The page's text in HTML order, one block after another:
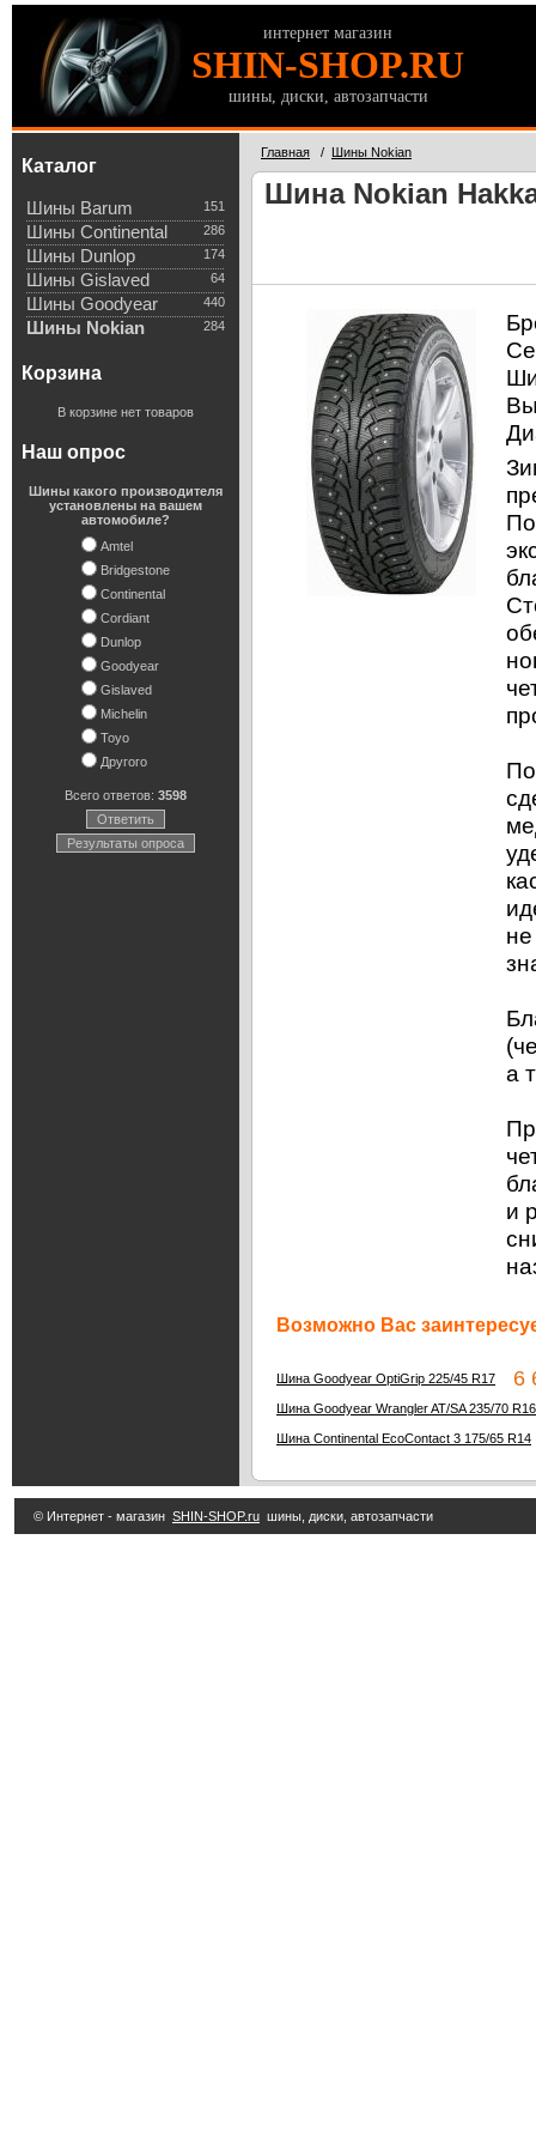
интернет магазин
SHIN-SHOP.RU
шины, диски, автозапчасти
Каталог
151
Шины Barum
286
Шины Continental
174
Шины Dunlop
64
Шины Gislaved
440
Шины Goodyear
284
Шины Nokian
Корзина
В корзине нет товаров
Наш опрос
Шины какого производителя
установлены на вашем
автомобиле?
Amtel
Bridgestone
Continental
Cordiant
Dunlop
Goodyear
Gislaved
Michelin
Toyo
Другого
Всего ответов: 3598
Ответить
Результаты опроса
Главная / Шины Nokian
Шина Nokian
а
и
Возможно Вас
Шина Goodyear OptiGrip 225/45 R17 6
Шина Goodyear Wrangler AT/SA 235/70 R16
Шина Continental EcoContact 3 175/65 R14
© Интернет - магазин SHIN-SHOP.ru шины, диски, автозапчасти